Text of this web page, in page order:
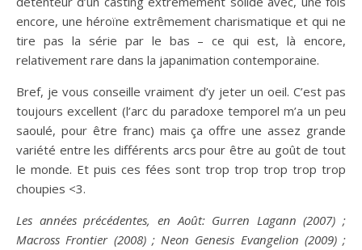
encore, une héroïne extrêmement charismatique et qui ne
tire pas la série par le bas – ce qui est, là encore,
relativement rare dans la japanimation contemporaine.
Bref, je vous conseille vraiment d’y jeter un oeil. C’est pas
toujours excellent (l’arc du paradoxe temporel m’a un peu
saoulé, pour être franc) mais ça offre une assez grande
variété entre les différents arcs pour être au goût de tout
le monde. Et puis ces fées sont trop trop trop trop trop
choupies <3.
Les années précédentes, en Août: Gurren Lagann (2007) ;
Macross Frontier (2008) ; Neon Genesis Evangelion (2009) ;